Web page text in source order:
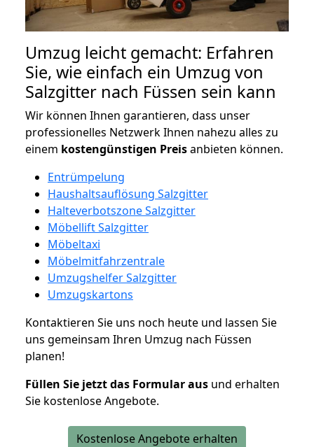
Umzug leicht gemacht: Erfahren
Sie, wie einfach ein Umzug von
Salzgitter nach Füssen sein kann
Wir können Ihnen garantieren, dass unser
professionelles Netzwerk Ihnen nahezu alles zu
einem kostengünstigen Preisanbieten können.
Entrümpelung
Haushaltsauflösung Salzgitter
Halteverbotszone Salzgitter
Möbellift Salzgitter
Möbeltaxi
Möbelmitfahrzentrale
Umzugshelfer Salzgitter
Umzugskartons
Kontaktieren Sie uns noch heute und lassen Sie
uns gemeinsam Ihren Umzug nach Füssen
planen!
Füllen Sie jetzt das Formular aus und erhalten
Sie kostenlose Angebote.
Kostenlose Angebote erhalten